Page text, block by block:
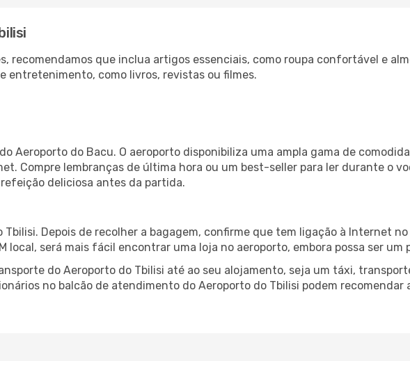
recomendamos que inclua artigos essenciais, como roupa confortável e
entretenimento, como livros, revistas ou filmes.
Aeroporto do Bacu. O aeroporto disponibiliza uma ampla gama de
Compre lembranças de última hora ou um best-seller para ler durante o
deliciosa antes da partida.
Tbilisi. Depois de recolher a bagagem, confirme que tem ligação à Internet
local, será mais fácil encontrar uma loja no aeroporto, embora possa ser um
do Aeroporto do Tbilisi até ao seu alojamento, seja um táxi,
no balcão de atendimento do Aeroporto do Tbilisi podem recomendar